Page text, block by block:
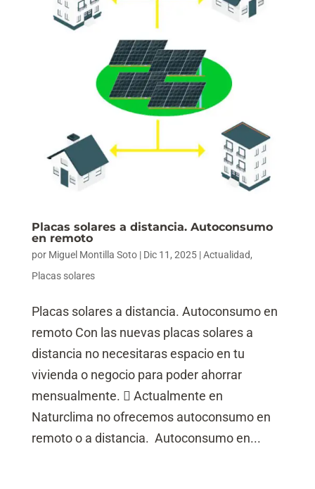
Placas solares a distancia. Autoconsumo
en remoto
por Miguel Montilla Soto| Dic 11, 2025|Actualidad,
Placas solares
Placas solares a distancia. Autoconsumo en
remoto Con las nuevas placas solares a
distancia no necesitaras espacio en tu
vivienda o negocio para poder ahorrar
mensualmente.  Actualmente en
Naturclima no ofrecemos autoconsumo en
remoto o a distancia. Autoconsumo en...